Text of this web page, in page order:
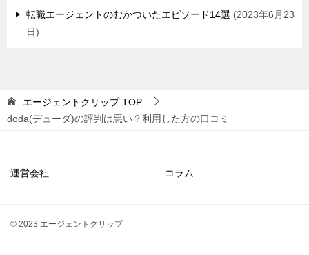
転職エージェントのむかついたエピソード14選
2023年6月23
日
エージェントクリップTOP
doda(デューダ)の評判は悪い？利用した方の口コミ
運営会社 コラム
© 2023 エージェントクリップ